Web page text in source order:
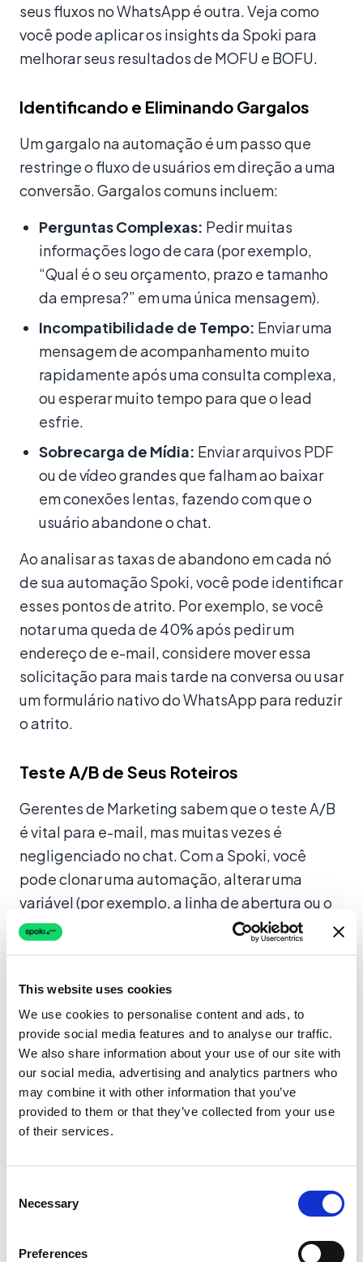
This website uses cookies
We use cookies to personalise content and ads, to
provide social media features and to analyse our traffic.
We also share information about your use of our site with
our social media, advertising and analytics partners who
may combine it with other information that you’ve
provided to them or that they’ve collected from your use
of their services.
Selection
Necessary
Preferences
seus fluxos no WhatsApp é outra. Veja como
você pode aplicar os insights da Spoki para
melhorar seus resultados de MOFU e BOFU.
Identificando e Eliminando Gargalos
Um gargalo na automação é um passo que
restringe o fluxo de usuários em direção a uma
conversão. Gargalos comuns incluem:
Perguntas Complexas: Pedir muitas
informações logo de cara (por exemplo,
“Qual é o seu orçamento, prazo e tamanho
da empresa?” em uma única mensagem).
Incompatibilidade de Tempo: Enviar uma
mensagem de acompanhamento muito
rapidamente após uma consulta complexa,
ou esperar muito tempo para que o lead
esfrie.
Sobrecarga de Mídia: Enviar arquivos PDF
ou de vídeo grandes que falham ao baixar
em conexões lentas, fazendo com que o
usuário abandone o chat.
Ao analisar as taxas de abandono em cada nó
de sua automação Spoki, você pode identificar
esses pontos de atrito. Por exemplo, se você
notar uma queda de 40% após pedir um
endereço de e-mail, considere mover essa
solicitação para mais tarde na conversa ou usar
um formulário nativo do WhatsApp para reduzir
o atrito.
Teste A/B de Seus Roteiros
Gerentes de Marketing sabem que o teste A/B
é vital para e-mail, mas muitas vezes é
negligenciado no chat. Com a Spoki, você
pode clonar uma automação, alterar uma
variável (por exemplo, a linha de abertura ou o
texto do botão CTA) e dividir sua audiência. Um
Oferta” tem melhor desempenho do que
“Obter Desconto”? Os dados eliminam as
suposições.
conversão.
Casos de Uso no Mundo Real: